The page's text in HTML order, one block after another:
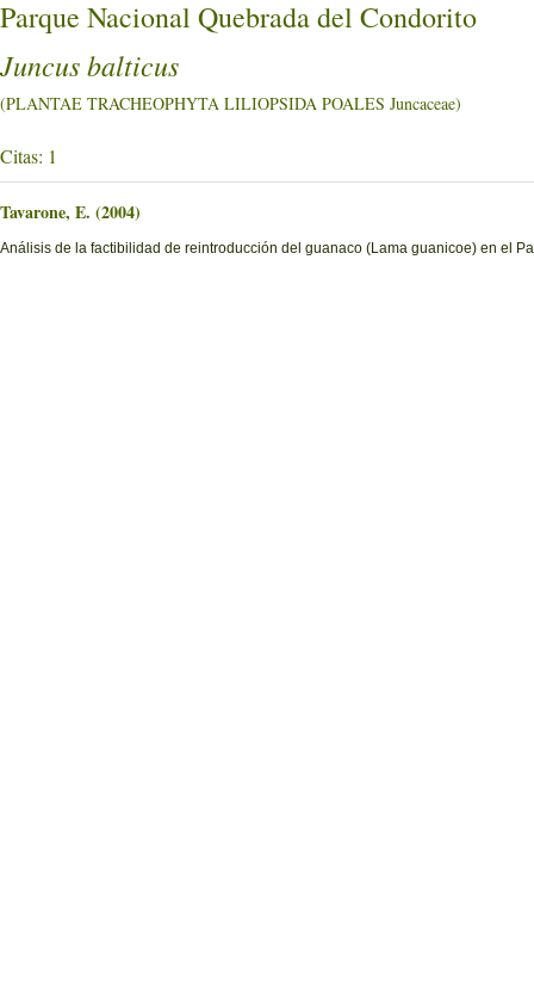
Parque Nacional Quebrada del Condorito
Juncus balticus
(PLANTAE TRACHEOPHYTA LILIOPSIDA POALES Juncaceae)
Citas: 1
Tavarone, E. (2004)
Análisis de la factibilidad de reintroducción del guanaco (Lama guanicoe) en el